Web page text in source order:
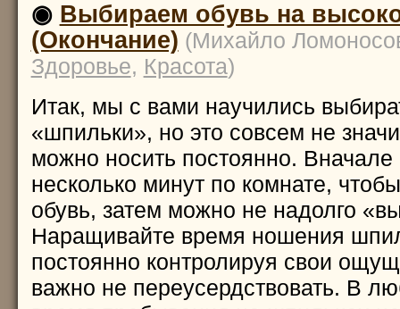
◉ Выбираем обувь на
(Окончание) (Михайло
Здоровье, Красота)
Итак, мы с вами научились
«шпильки», но это совсем не
можно носить постоянно. Вначале
несколько минут по комнате,
обувь, затем можно не надолго
Наращивайте время ношения
постоянно контролируя свои
важно не переусердствовать. В